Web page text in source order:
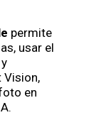
permite
usar el
Vision,
en